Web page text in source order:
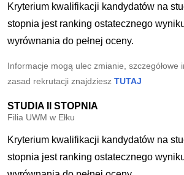
Kryterium kwalifikacji kandydatów na
stopnia jest ranking ostatecznego
wyrównania do pełnej oceny.
Informacje mogą ulec zmianie, szczegółowe
zasad rekrutacji znajdzieszTUTAJ
STUDIA II STOPNIA
Filia UWM w Ełku
Kryterium kwalifikacji kandydatów na
stopnia jest ranking ostatecznego